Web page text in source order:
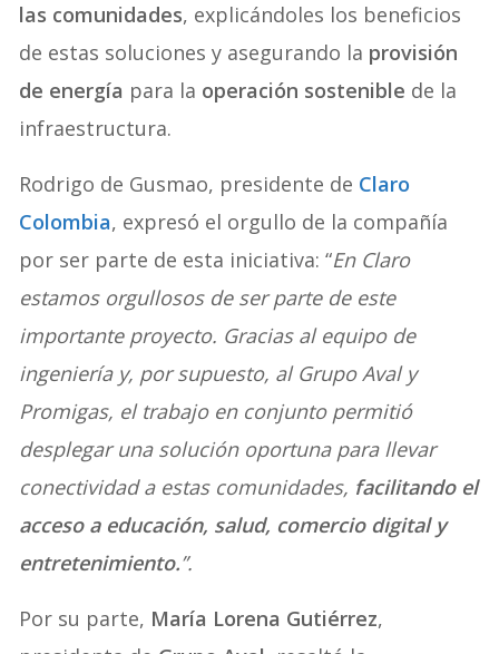
las comunidades, explicándoles los beneficios
de estas soluciones y asegurando la provisión
de energía para la operación sostenible de la
infraestructura.
Rodrigo de Gusmao, presidente de Claro
Colombia, expresó el orgullo de la compañía
por ser parte de esta iniciativa: “En Claro
estamos orgullosos de ser parte de este
importante proyecto. Gracias al equipo de
ingeniería y, por supuesto, al Grupo Aval y
Promigas, el trabajo en conjunto permitió
desplegar una solución oportuna para llevar
conectividad a estas comunidades, facilitando el
acceso a educación, salud, comercio digital y
entretenimiento.”.
Por su parte, María Lorena Gutiérrez,